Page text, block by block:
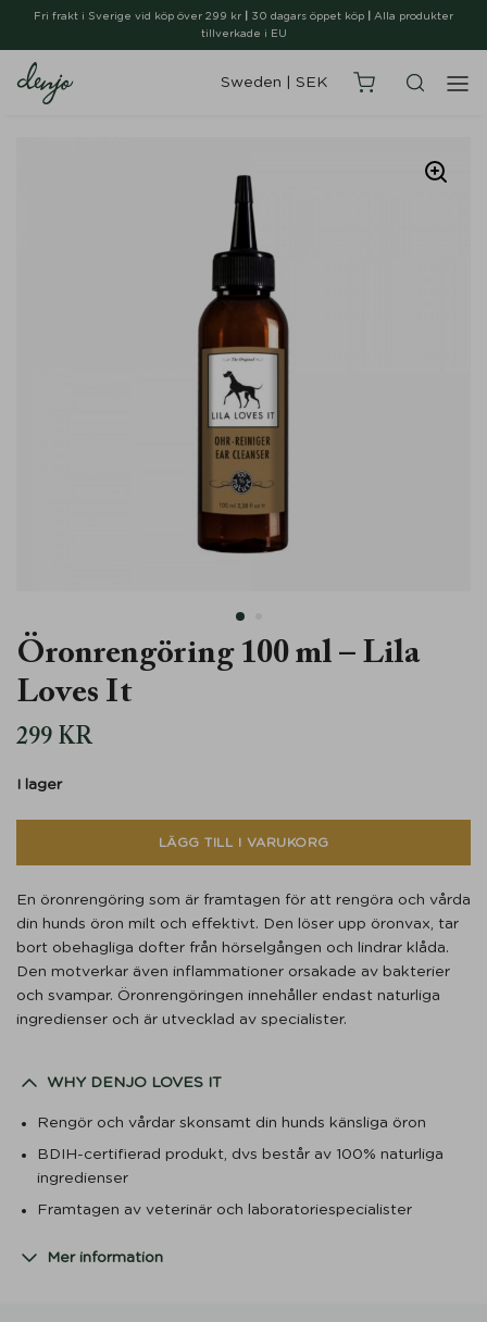
Fri frakt i Sverige vid köp över 299 kr 30 dagars öppet köp
Alla produkter
tillverkade i EU
Sweden SEK
Öronrengöring 100 ml – Lila
Loves It
299 KR
En öronrengöring som är framtagen för att rengöra och vårda
din hunds öron milt och effektivt. Den löser upp öronvax, tar
bort obehagliga dofter från hörselgången och lindrar klåda.
Den motverkar även inflammationer orsakade av bakterier
och svampar. Öronrengöringen innehåller endast naturliga
ingredienser och är utvecklad av specialister.
I lager
LÄGG TILL I VARUKORG
WHY DENJO LOVES IT
Rengör och vårdar skonsamt din hunds känsliga öron
BDIH-certifierad produkt, dvs består av 100% naturliga
ingredienser
Framtagen av veterinär och laboratoriespecialister
Mer information